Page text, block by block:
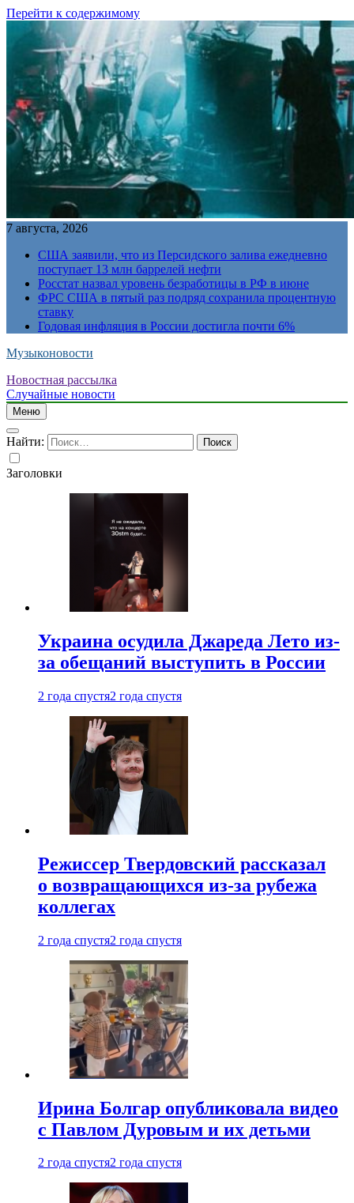
Перейти к содержимому
7 августа, 2026
США заявили, что из Персидского залива ежедневно
поступает 13 млн баррелей нефти
Росстат назвал уровень безработицы в РФ в июне
ФРС США в пятый раз подряд сохранила процентную
ставку
Годовая инфляция в России достигла почти 6%
Музыконовости
Новостная рассылка
Случайные новости
Меню
Найти:
Заголовки
Украина осудила Джареда Лето из-
за обещаний выступить в России
2 года спустя2 года спустя
Режиссер Твердовский рассказал
о возвращающихся из-за рубежа
коллегах
2 года спустя2 года спустя
Ирина Болгар опубликовала видео
с Павлом Дуровым и их детьми
2 года спустя2 года спустя